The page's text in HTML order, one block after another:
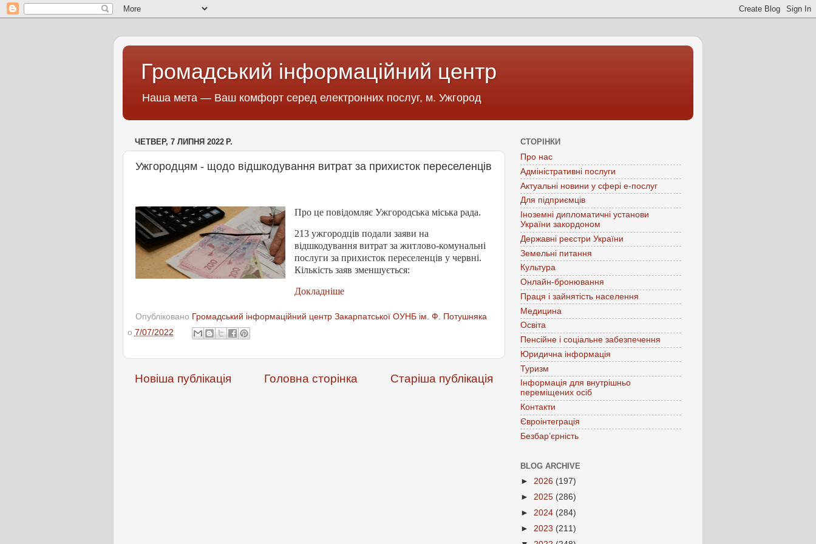
Громадський інформаційний центр
Наша мета — Ваш комфорт серед електронних послуг, м. Ужгород
ЧЕТВЕР, 7 ЛИПНЯ 2022 Р.
Ужгородцям - щодо відшкодування витрат за прихисток переселенців
Про це повідомляє Ужгородська міська рада.
213 ужгородців подали заяви на
відшкодування витрат за житлово-комунальні
послуги за прихисток переселенців у червні.
Кількість заяв зменшується:
Докладніше
Опубліковано Громадський інформаційний центр Закарпатської ОУНБ ім. Ф. Потушняка
о 7/07/2022
Новіша публікація Старіша публікація
Головна сторінка
СТОРІНКИ
Про нас
Адміністративні послуги
Актуальні новини у сфері е-послуг
Для підприємців
Іноземні дипломатичні установи
України закордоном
Державні реєстри України
Земельні питання
Культура
Онлайн-бронювання
Праця і зайнятість населення
Медицина
Освіта
Пенсійне і соціальне забезпечення
Юридична інформація
Туризм
Інформація для внутрішньо
переміщених осіб
Контакти
Євроінтеграція
Безбар’єрність
BLOG ARCHIVE
► 2026 (197)
► 2025 (286)
► 2024 (284)
► 2023 (211)